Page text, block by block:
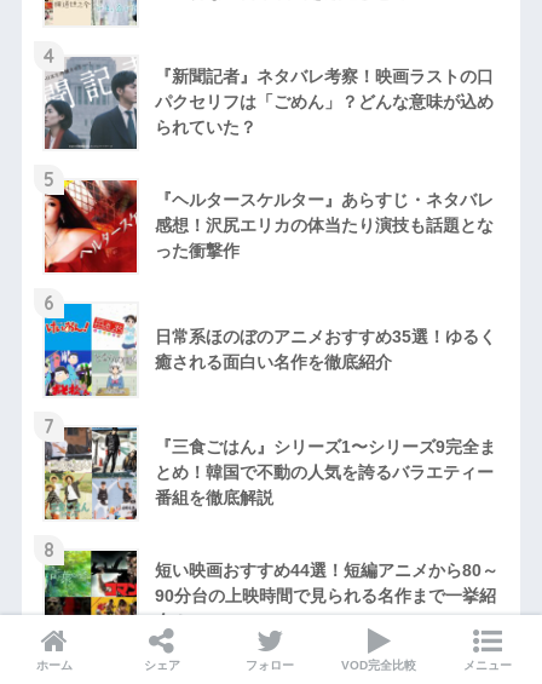
4
『新聞記者』ネタバレ考察！映画ラストの口
パクセリフは「ごめん」？どんな意味が込め
られていた？
5
『ヘルタースケルター』あらすじ・ネタバレ
感想！沢尻エリカの体当たり演技も話題とな
った衝撃作
6
日常系ほのぼのアニメおすすめ35選！ゆるく
癒される面白い名作を徹底紹介
7
『三食ごはん』シリーズ1〜シリーズ9完全ま
とめ！韓国で不動の人気を誇るバラエティー
番組を徹底解説
8
短い映画おすすめ44選！短編アニメから80～
90分台の上映時間で見られる名作まで一挙紹
介！
9
ホーム シェア フォロー VOD完全比較 メニュー